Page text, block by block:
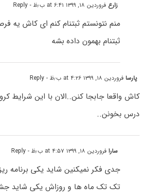
زارع فروردین ۱۸, ۱۳۹۹ at ۶:۴۱ ب٫ظ - Reply
منم نتونستم ثبتنام کنم ای کاش یه
ثبتنام بهمون داده بشه
پارسافروردین ۱۸, ۱۳۹۹ at ۴:۲۶ ب٫ظ - Reply
کاش واقعا جابجا کنن..الان با این شرایط
درس بخونن..
سارافروردین ۱۸, ۱۳۹۹ at ۴:۵۷ ب٫ظ - Reply
جدی فکر نمیکنین شاید یکی برنامه
تک تک ماه ها و روزاش یکی شاید